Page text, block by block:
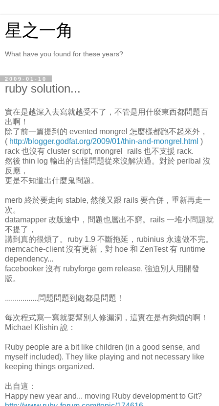
星之一角
What have you found for these years?
2009-01-10
ruby solution...
實在是越深入去寫就越受不了，不管是用什麼東西都問題百
出啊！
除了前一篇提到的 evented mongrel 怎麼樣都跑不起來外，
( http://blogger.godfat.org/2009/01/thin-and-mongrel.html )
rack 也沒有 cluster script, mongrel_rails 也不支援 rack.
然後 thin log 輸出的古怪問題從來沒解決過。對於 perlbal 沒
反應，
更是不知道出什麼鬼問題。
merb 終於要走向 stable, 然後又跟 rails 要合併，重新再走一
次。
datamapper 改版途中，問題也層出不窮。rails 一堆小問題就
不提了，
講到真的很煩了。ruby 1.9 不斷拖延，rubinius 永遠做不完。
memcache-client 沒有更新，對 hoe 和 ZenTest 有 runtime
dependency...
facebooker 沒有 rubyforge gem release, 強迫別人用開發
版。
.................問題問題到處都是問題！
每次程式寫一寫就要幫別人修漏洞，這實在是有夠煩的啊！
Michael Klishin 說：
Ruby people are a bit like children (in a good sense, and
myself included). They like playing and not necessary like
keeping things organized.
出自這：
Happy new year and... moving Ruby development to Git?